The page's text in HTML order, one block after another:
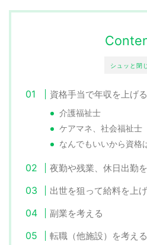
シュッと閉
資格手当で年収を上げる
介護福祉士
ケアマネ、社会福祉士
なんでもいいから資格
夜勤や残業、休日出勤
出世を狙って給料を上
副業を考える
転職（他施設）を考える